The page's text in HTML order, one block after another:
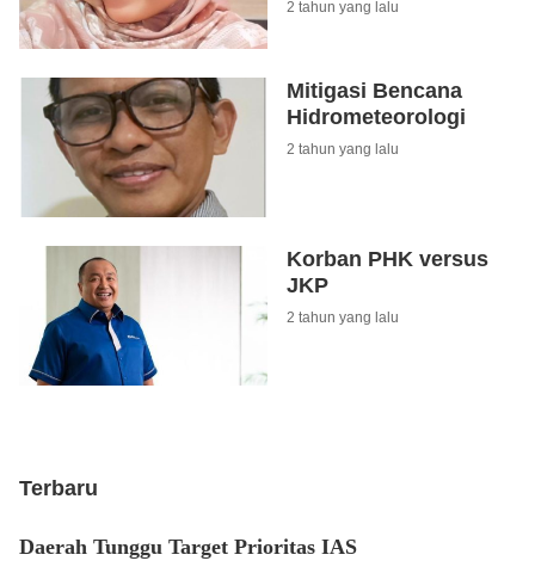
2 tahun yang lalu
Mitigasi Bencana
Hidrometeorologi
2 tahun yang lalu
Korban PHK versus
JKP
2 tahun yang lalu
Terbaru
Daerah Tunggu Target Prioritas IAS